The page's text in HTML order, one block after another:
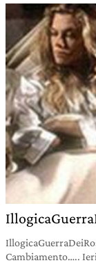
Cambiamento…..